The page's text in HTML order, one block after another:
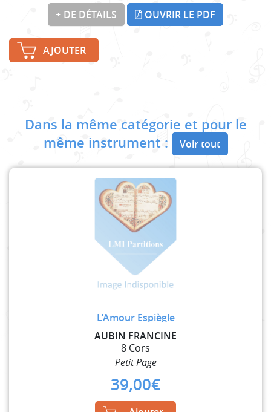
+ DE DÉTAILS OUVRIR LE PDF
AJOUTER
Dans la même catégorie et pour le
même instrument :
Voir tout
L’Amour Espiègle
AUBIN FRANCINE
8 Cors
Petit Page
39,00€